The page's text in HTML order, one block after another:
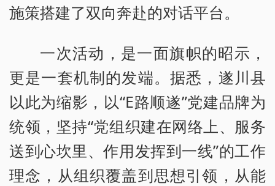
施策搭建了双向奔赴的对话平台。
一次活动，是一面旗帜的昭示，
更是一套机制的发端。据悉，遂川县
以此为缩影，以“E路顺遂”党建品牌为
统领，坚持“党组织建在网络上、服务
送到心坎里、作用发挥到一线”的工作
理念，从组织覆盖到思想引领，从能